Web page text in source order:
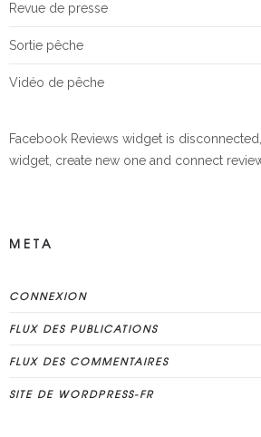
Revue de presse
Sortie pêche
Vidéo de pêche
Facebook Reviews widget is
widget, create new one and connect
META
CONNEXION
FLUX DES PUBLICATIONS
FLUX DES COMMENTAIRES
SITE DE WORDPRESS-FR